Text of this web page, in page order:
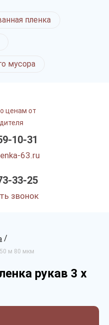
пленка
мусора
ценам от
10-31
63.ru
33-25
звонок
/
50 м 80 мкм
рукав 3 х